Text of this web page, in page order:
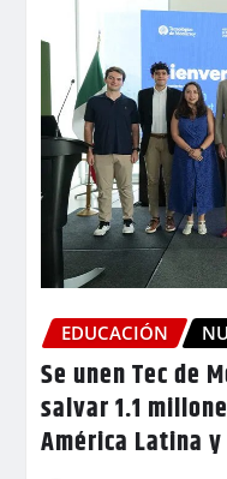
EDUCACIÓN
Se unen Tec de
salvar 1.1
América Latina